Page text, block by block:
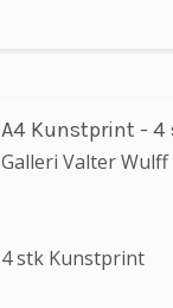
A4 Kunstprint - 4
Galleri Valter Wulff
4 stk Kunstprint